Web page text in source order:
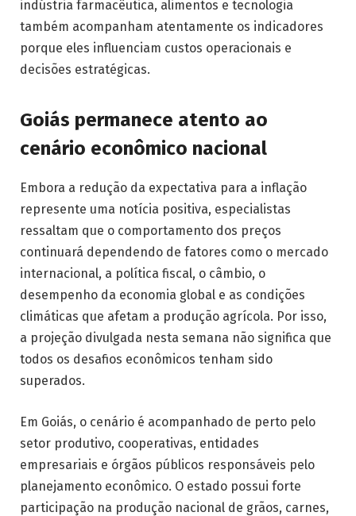
indústria farmacêutica, alimentos e tecnologia
também acompanham atentamente os indicadores
porque eles influenciam custos operacionais e
decisões estratégicas.
Goiás permanece atento ao
cenário econômico nacional
Embora a redução da expectativa para a inflação
represente uma notícia positiva, especialistas
ressaltam que o comportamento dos preços
continuará dependendo de fatores como o mercado
internacional, a política fiscal, o câmbio, o
desempenho da economia global e as condições
climáticas que afetam a produção agrícola. Por isso,
a projeção divulgada nesta semana não significa que
todos os desafios econômicos tenham sido
superados.
Em Goiás, o cenário é acompanhado de perto pelo
setor produtivo, cooperativas, entidades
empresariais e órgãos públicos responsáveis pelo
planejamento econômico. O estado possui forte
participação na produção nacional de grãos, carnes,